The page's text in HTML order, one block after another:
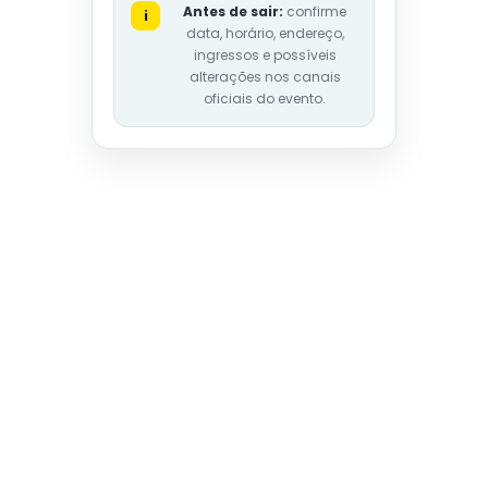
i Antes de sair: confirme
data, horário, endereço,
ingressos e possíveis
alterações nos canais
oficiais do evento.